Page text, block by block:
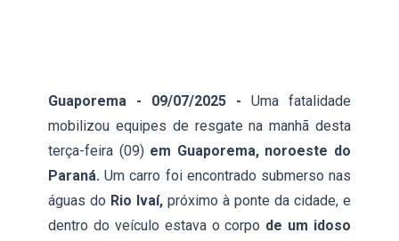
Guaporema - 09/07/2025 - Uma fatalidade
mobilizou equipes de resgate na manhã desta
terça-feira (09) em Guaporema, noroeste do
Paraná. Um carro foi encontrado submerso nas
águas do Rio Ivaí, próximo à ponte da cidade, e
dentro do veículo estava o corpo de um idoso